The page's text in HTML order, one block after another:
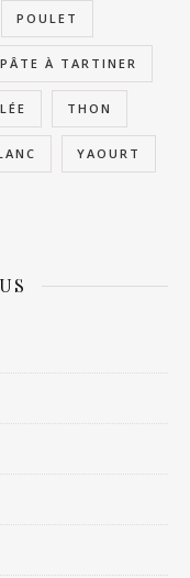
POULET
PÂTE À TARTINER
THON
YAOURT